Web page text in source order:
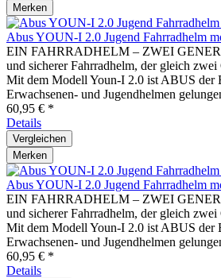
Merken
Abus YOUN-I 2.0 Jugend Fahrradhelm
EIN FAHRRADHELM – ZWEI
und sicherer Fahrradhelm, der gleich zwei
Mit dem Modell Youn-I 2.0 ist ABUS der
Erwachsenen- und Jugendhelmen
60,95 € *
Details
Vergleichen
Merken
Abus YOUN-I 2.0 Jugend Fahrradhelm
EIN FAHRRADHELM – ZWEI
und sicherer Fahrradhelm, der gleich zwei
Mit dem Modell Youn-I 2.0 ist ABUS der
Erwachsenen- und Jugendhelmen
60,95 € *
Details